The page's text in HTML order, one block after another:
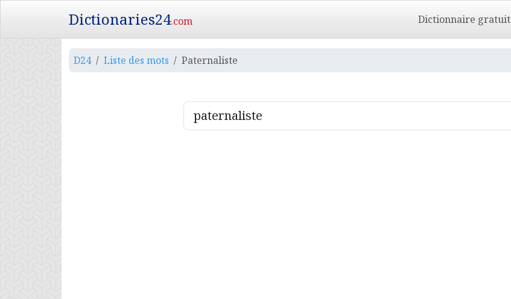
Dictionaries24.com Dictionnaire gratuit
D24 Liste des mots Paternaliste